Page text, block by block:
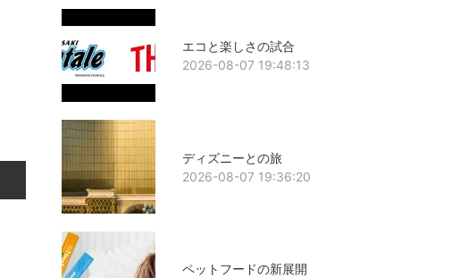
エコと楽しさの試合
2026-08-07 19:48:13
ディズニーとの旅
2026-08-07 19:36:20
ペットフードの新展開